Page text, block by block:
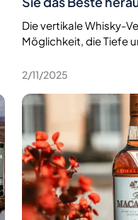
Die vertikale Whisky-
Möglichkeit, die Tiefe
Fassarten zu
Prozess, von der
Techniken und
Whiskys erfahren Sie,
Aromen beeinflussen.
um das Whisky-
2/11/2025